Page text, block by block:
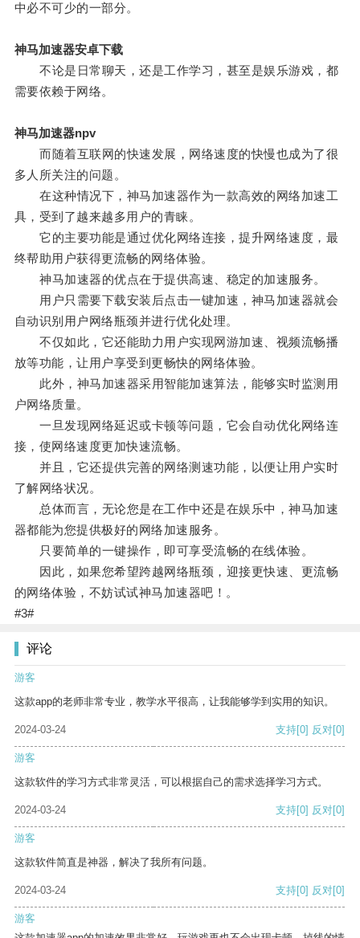
中必不可少的一部分。
神马加速器安卓下载
不论是日常聊天，还是工作学习，甚至是娱乐游戏，都
需要依赖于网络。
神马加速器npv
而随着互联网的快速发展，网络速度的快慢也成为了很
多人所关注的问题。
在这种情况下，神马加速器作为一款高效的网络加速工
具，受到了越来越多用户的青睐。
它的主要功能是通过优化网络连接，提升网络速度，最
终帮助用户获得更流畅的网络体验。
神马加速器的优点在于提供高速、稳定的加速服务。
用户只需要下载安装后点击一键加速，神马加速器就会
自动识别用户网络瓶颈并进行优化处理。
不仅如此，它还能助力用户实现网游加速、视频流畅播
放等功能，让用户享受到更畅快的网络体验。
此外，神马加速器采用智能加速算法，能够实时监测用
户网络质量。
一旦发现网络延迟或卡顿等问题，它会自动优化网络连
接，使网络速度更加快速流畅。
并且，它还提供完善的网络测速功能，以便让用户实时
了解网络状况。
总体而言，无论您是在工作中还是在娱乐中，神马加速
器都能为您提供极好的网络加速服务。
只要简单的一键操作，即可享受流畅的在线体验。
因此，如果您希望跨越网络瓶颈，迎接更快速、更流畅
的网络体验，不妨试试神马加速器吧！。
#3#
评论
游客
这款app的老师非常专业，教学水平很高，让我能够学到实用的知识。
2024-03-24 支持[0] 反对[0]
游客
这款软件的学习方式非常灵活，可以根据自己的需求选择学习方式。
2024-03-24 支持[0] 反对[0]
游客
这款软件简直是神器，解决了我所有问题。
2024-03-24 支持[0] 反对[0]
游客